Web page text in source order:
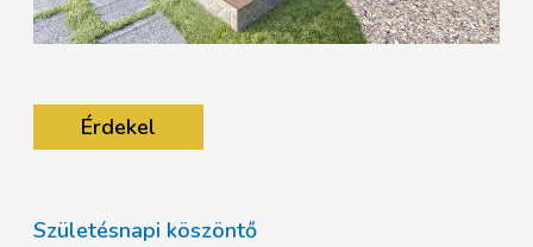
Érdekel
Születésnapi köszöntő